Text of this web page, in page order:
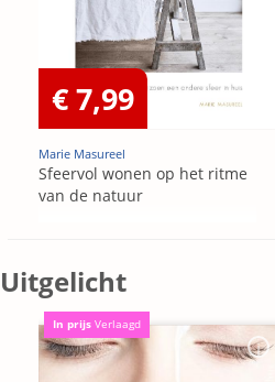
€ 7,99
Marie Masureel
Sfeervol wonen op het ritme
van de natuur
Uitgelicht
In prijs Verlaagd